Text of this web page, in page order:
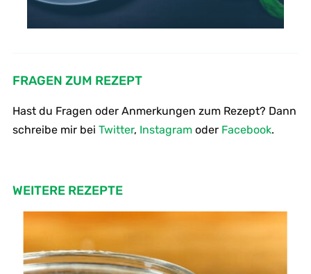
FRAGEN ZUM REZEPT
Hast du Fragen oder Anmerkungen zum Rezept? Dann
schreibe mir bei Twitter, Instagramoder Facebook.
WEITERE REZEPTE